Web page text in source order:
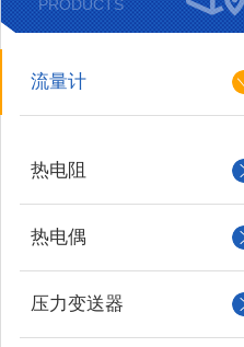
PRODUCTS
流量计
热电阻
热电偶
压力变送器